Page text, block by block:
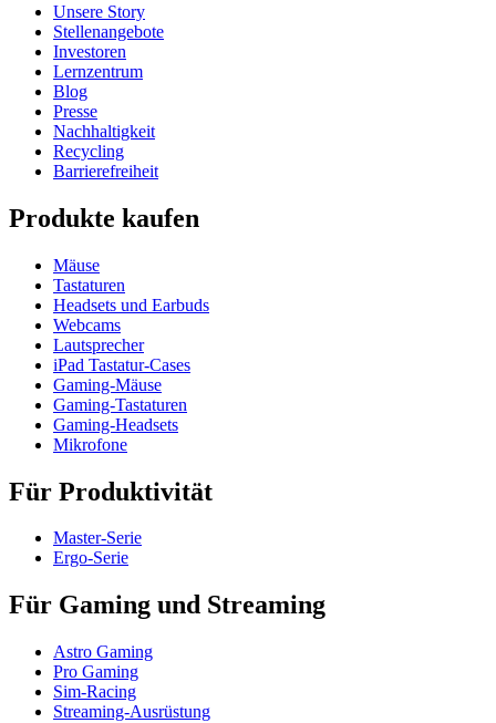
Unsere Story
Stellenangebote
Investoren
Lernzentrum
Blog
Presse
Nachhaltigkeit
Recycling
Barrierefreiheit
Produkte kaufen
Mäuse
Tastaturen
Headsets und Earbuds
Webcams
Lautsprecher
iPad Tastatur-Cases
Gaming-Mäuse
Gaming-Tastaturen
Gaming-Headsets
Mikrofone
Für Produktivität
Master-Serie
Ergo-Serie
Für Gaming und Streaming
Astro Gaming
Pro Gaming
Sim-Racing
Streaming-Ausrüstung